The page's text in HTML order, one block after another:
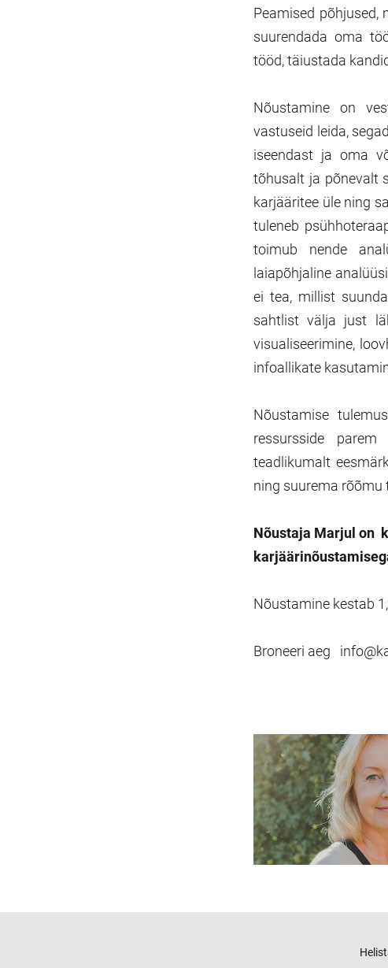
Peamised
suurendada oma
tööd, täiustada
Nõustamine on
vastuseid leida,
iseendast ja oma
tõhusalt ja põnevalt
karjääritee üle ning
tuleneb
toimub nende
laiapõhjaline
ei tea, millist
sahtlist välja just
visualiseerimine,
infoallikate
Nõustamise
ressursside
teadlikumalt
ning suurema
Nõustaja Marjul on
Nõustamine kestab
Broneeri aeg